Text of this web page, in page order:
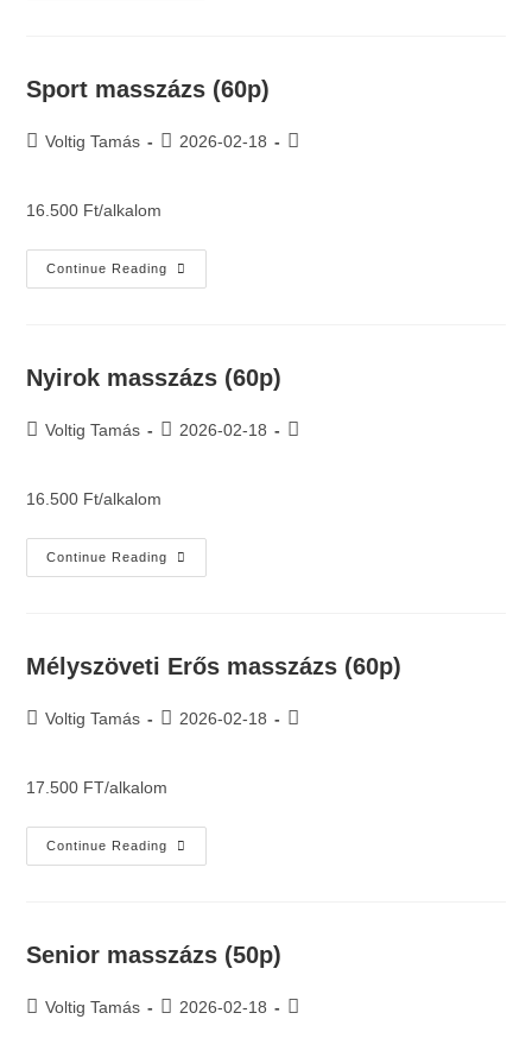
Sport masszázs (60p)
Voltig Tamás 2026-02-18
16.500 Ft/alkalom
Continue Reading
Nyirok masszázs (60p)
Voltig Tamás 2026-02-18
16.500 Ft/alkalom
Continue Reading
Mélyszöveti Erős masszázs (60p)
Voltig Tamás 2026-02-18
17.500 FT/alkalom
Continue Reading
Senior masszázs (50p)
Voltig Tamás 2026-02-18